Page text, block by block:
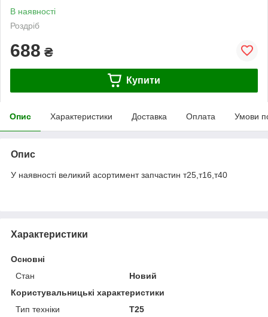
В наявності
Роздріб
688 ₴
Купити
Опис Характеристики Доставка Оплата Умови
Опис
У наявності великий асортимент запчастин т25,т16,т40
Характеристики
Основні
Стан
Новий
Користувальницькі характеристики
Тип техніки
Т25